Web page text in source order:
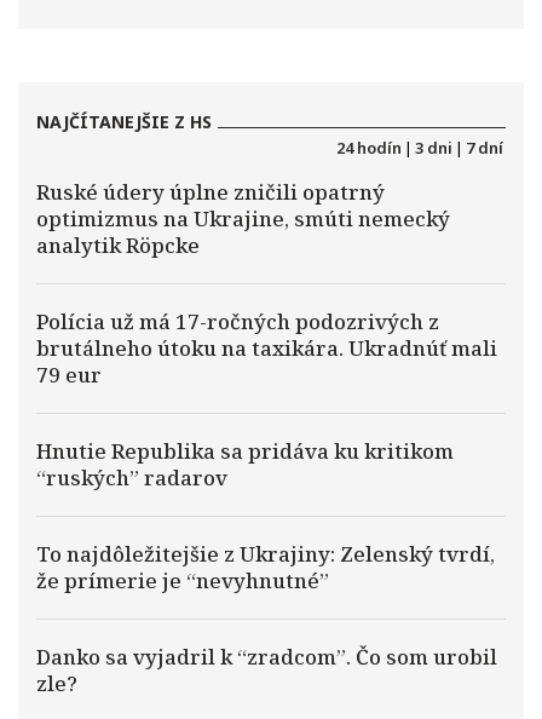
NAJČÍTANEJŠIE Z HS
24 hodín | 3 dni | 7 dní
Ruské údery úplne zničili opatrný
optimizmus na Ukrajine, smúti nemecký
analytik Röpcke
Polícia už má 17-ročných podozrivých z
brutálneho útoku na taxikára. Ukradnúť mali
79 eur
Hnutie Republika sa pridáva ku kritikom
“ruských” radarov
To najdôležitejšie z Ukrajiny: Zelenský tvrdí,
že prímerie je “nevyhnutné”
Danko sa vyjadril k “zradcom”. Čo som urobil
zle?